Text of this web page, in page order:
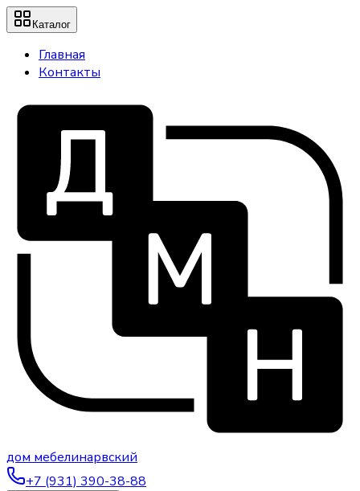
Каталог
Главная
Контакты
дом мебелинарвский
+7 (931) 390-38-88